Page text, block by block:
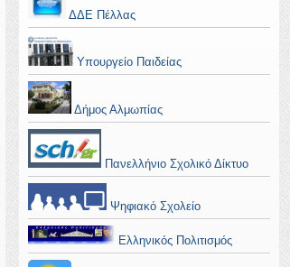
ΔΔΕ Πέλλας
Υπουργείο Παιδείας
Δήμος Αλμωπίας
Πανελλήνιο Σχολικό Δίκτυο
Ψηφιακό Σχολείο
Ελληνικός Πολιτισμός